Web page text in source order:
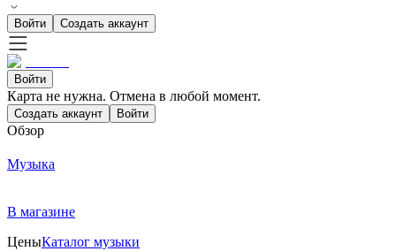
Войти Создать аккаунт
Войти
Карта не нужна. Отмена в любой момент.
Создать аккаунт Войти
Обзор
Музыка
В магазине
ЦеныКаталог музыки